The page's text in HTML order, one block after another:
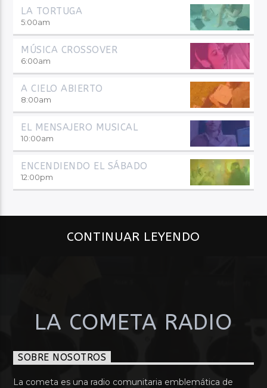
LA TORTUGA
5:00am
MÚSICA CROSSOVER
6:00am
A CIELO ABIERTO
8:00am
EL MENSAJERO MUSICAL
10:00am
ENCENDIENDO EL SÁBADO
12:00pm
CONTINUAR LEYENDO
LA COMETA RADIO
SOBRE NOSOTROS
La cometa es una radio comunitaria emblemática de